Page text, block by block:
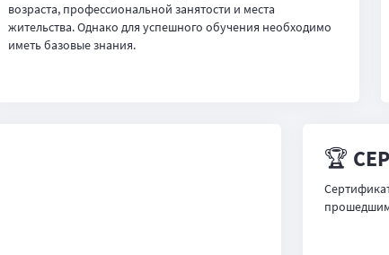
возраста, профессиональной занятости и места
жительства. Однако для успешного обучения необходимо
иметь базовые знания.
🏆